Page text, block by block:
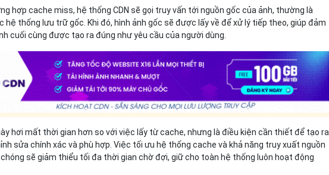
hợp cache miss, hệ thống CDN sẽ gọi truy vấn tới nguồn gốc của ảnh, thường là
hệ thống lưu trữ gốc. Khi đó, hình ảnh gốc sẽ được lấy về để xử lý tiếp theo, giúp đảm
cuối cùng được tạo ra đúng như yêu cầu của người dùng.
hơi mất thời gian hơn so với việc lấy từ cache, nhưng là điều kiện cần thiết để tạo ra
sửa chính xác và phù hợp. Việc tối ưu hệ thống cache và khả năng truy xuất nguồn
sẽ giảm thiểu tối đa thời gian chờ đợi, giữ cho toàn hệ thống luôn hoạt động